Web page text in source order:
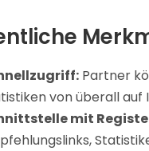
Partner
von überall auf
mit